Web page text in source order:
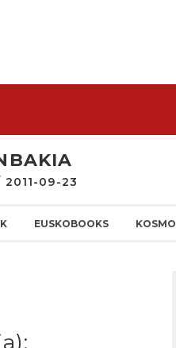
2011-09-23
EUSKOBOOKS